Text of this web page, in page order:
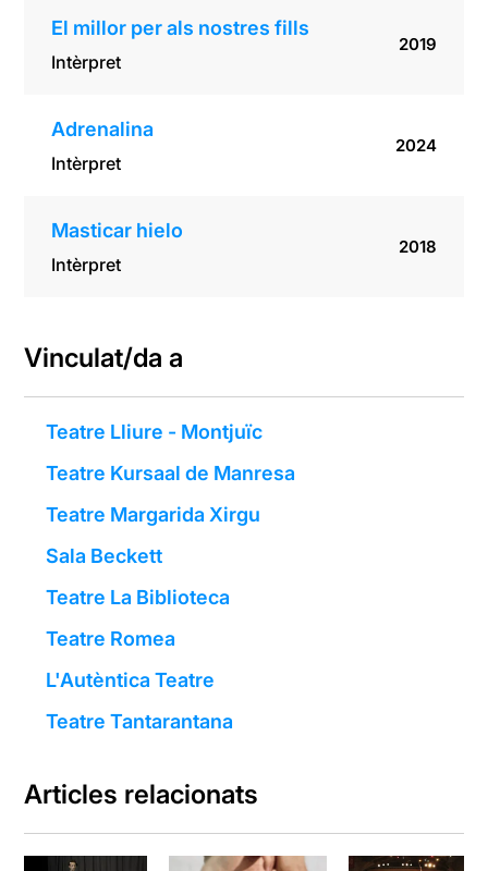
El millor per als nostres fills
Intèrpret
2019
Adrenalina
Intèrpret
2024
Masticar hielo
Intèrpret
2018
Vinculat/da a
Teatre Lliure - Montjuïc
Teatre Kursaal de Manresa
Teatre Margarida Xirgu
Sala Beckett
Teatre La Biblioteca
Teatre Romea
L'Autèntica Teatre
Teatre Tantarantana
Articles relacionats